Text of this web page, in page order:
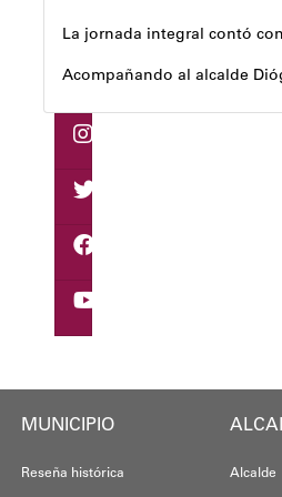
La jornada integral contó
Acompañando al alcalde
Al respecto, señaló dos
Andyvell Román
MUNICIPIO
Reseña histórica Alcalde